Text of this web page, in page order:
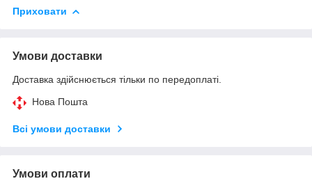
Приховати
Умови доставки
Доставка здійснюється тільки по передоплаті.
Нова Пошта
Всі умови доставки
Умови оплати